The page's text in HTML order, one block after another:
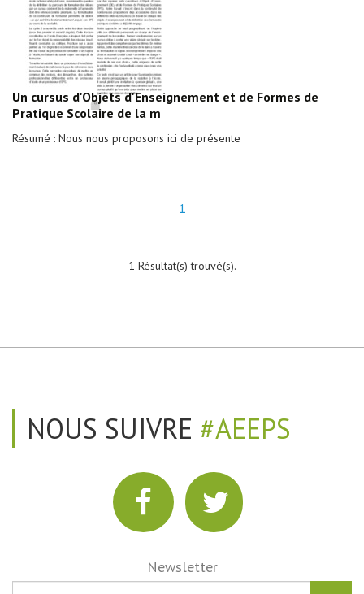
Un cursus d'Objets d'Enseignement et de Formes de
Pratique Scolaire de la m
Résumé : Nous nous proposons ici de présente
1
1 Résultat(s) trouvé(s).
NOUS SUIVRE #AEEPS
Newsletter